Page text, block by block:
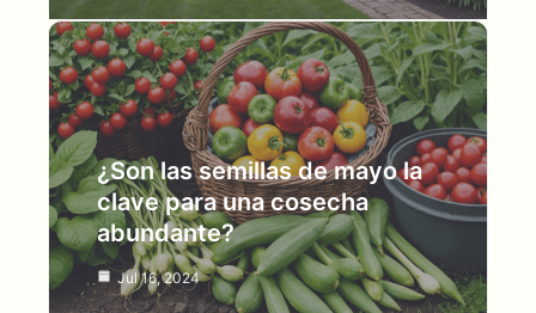
¿Son las semillas de mayo la
clave para una cosecha
abundante?
Jul 16, 2024